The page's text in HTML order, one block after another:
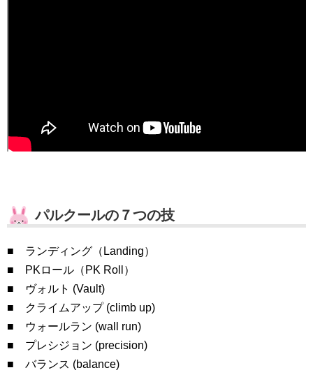
パルクールの７つの技
■ ランディング（Landing）
■ PKロール（PK Roll）
■ ヴォルト (Vault)
■ クライムアップ (climb up)
■ ウォールラン (wall run)
■ プレシジョン (precision)
■ バランス (balance)